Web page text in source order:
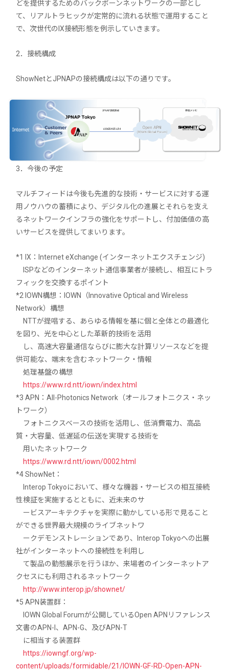
どを提供するためのバックボーンネットワークの一部とし
て、リアルトラヒックが定常的に流れる状態で運用すること
で、次世代のIX接続形態を例示していきます。
2．接続構成
ShowNetとJPNAPの接続構成は以下の通りです。
3．今後の予定
マルチフィードは今後も先進的な技術・サービスに対する運
用ノウハウの蓄積により、デジタル化の進展とそれらを支え
るネットワークインフラの強化をサポートし、付加価値の高
いサービスを提供してまいります。
*1 IX：Internet eXchange (インターネットエクスチェンジ)
ISPなどのインターネット通信事業者が接続し、相互にトラ
フィックを交換するポイント
*2 IOWN構想：IOWN（Innovative Optical and Wireless
Network）構想
NTTが提唱する、あらゆる情報を基に個と全体との最適化
を図り、光を中心とした革新的技術を活用
し、高速大容量通信ならびに膨大な計算リソースなどを提
供可能な、端末を含むネットワーク・情報
処理基盤の構想
https://www.rd.ntt/iown/index.html
*3 APN：All-Photonics Network（オールフォトニクス・ネッ
トワーク）
フォトニクスベースの技術を活用し、低消費電力、高品
質・大容量、低遅延の伝送を実現する技術を
用いたネットワーク
https://www.rd.ntt/iown/0002.html
*4 ShowNet：
Interop Tokyoにおいて、様々な機器・サービスの相互接続
性検証を実施するとともに、近未来のサ
ービスアーキテクチャを実際に動かしている形で見ること
ができる世界最大規模のライブネットワ
ークデモンストレーションであり、Interop Tokyoへの出展
社がインターネットへの接続性を利用し
て製品の動態展示を行うほか、来場者のインターネットア
クセスにも利用されるネットワーク
http://www.interop.jp/shownet/
*5 APN装置群：
IOWN Global Forumが公開しているOpen APNリファレンス
文書のAPN-I、APN-G、及びAPN-T
に相当する装置群
https://iowngf.org/wp-
content/uploads/formidable/21/IOWN-GF-RD-Open-APN-